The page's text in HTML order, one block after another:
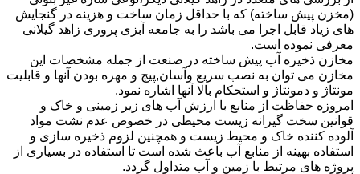
(مخزن پیش ساخته) که با حداقل زمان ساخت و هزینه در گنجایش
های زیاد قابل اجرا می باشد را به جامعه آبزی پروری زاهد گیلانی
معرفی نموده است.
مخازن ذخیره آب پیش ساخته در صنعت از جمله مشخصات این
مخازن می توان به نصب سریع وآسان,پیچ و مهره بودن آنها و قابلیت
مونتاژ و دمونتاژ و استحکام بالا آنها اشاره نمود.
امروزه حفاظت از منابع با ارزش آب های زیر زمینی و خاک و
قوانین سخت گیرانه زیست محیطی در خصوص عدم نشت مواد
آلوده کننده خاک و محیط زیست و همچنین لزوم ذخیره سازی و
استفاده بهینه از منابع آب باعث شده است تا استفاده در بسیاری از
پروژه های مرتبط با زمین و آب متداول گردد.